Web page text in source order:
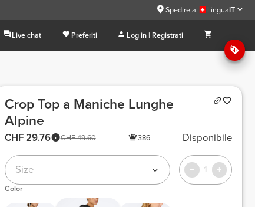
Spedire a: LinguaIT
Live chat Preferiti Log in | Registrati
Crop Top a Maniche Lunghe
Alpine
CHF 49.60
CHF 29.76 386 Disponibile
Size 1
Color